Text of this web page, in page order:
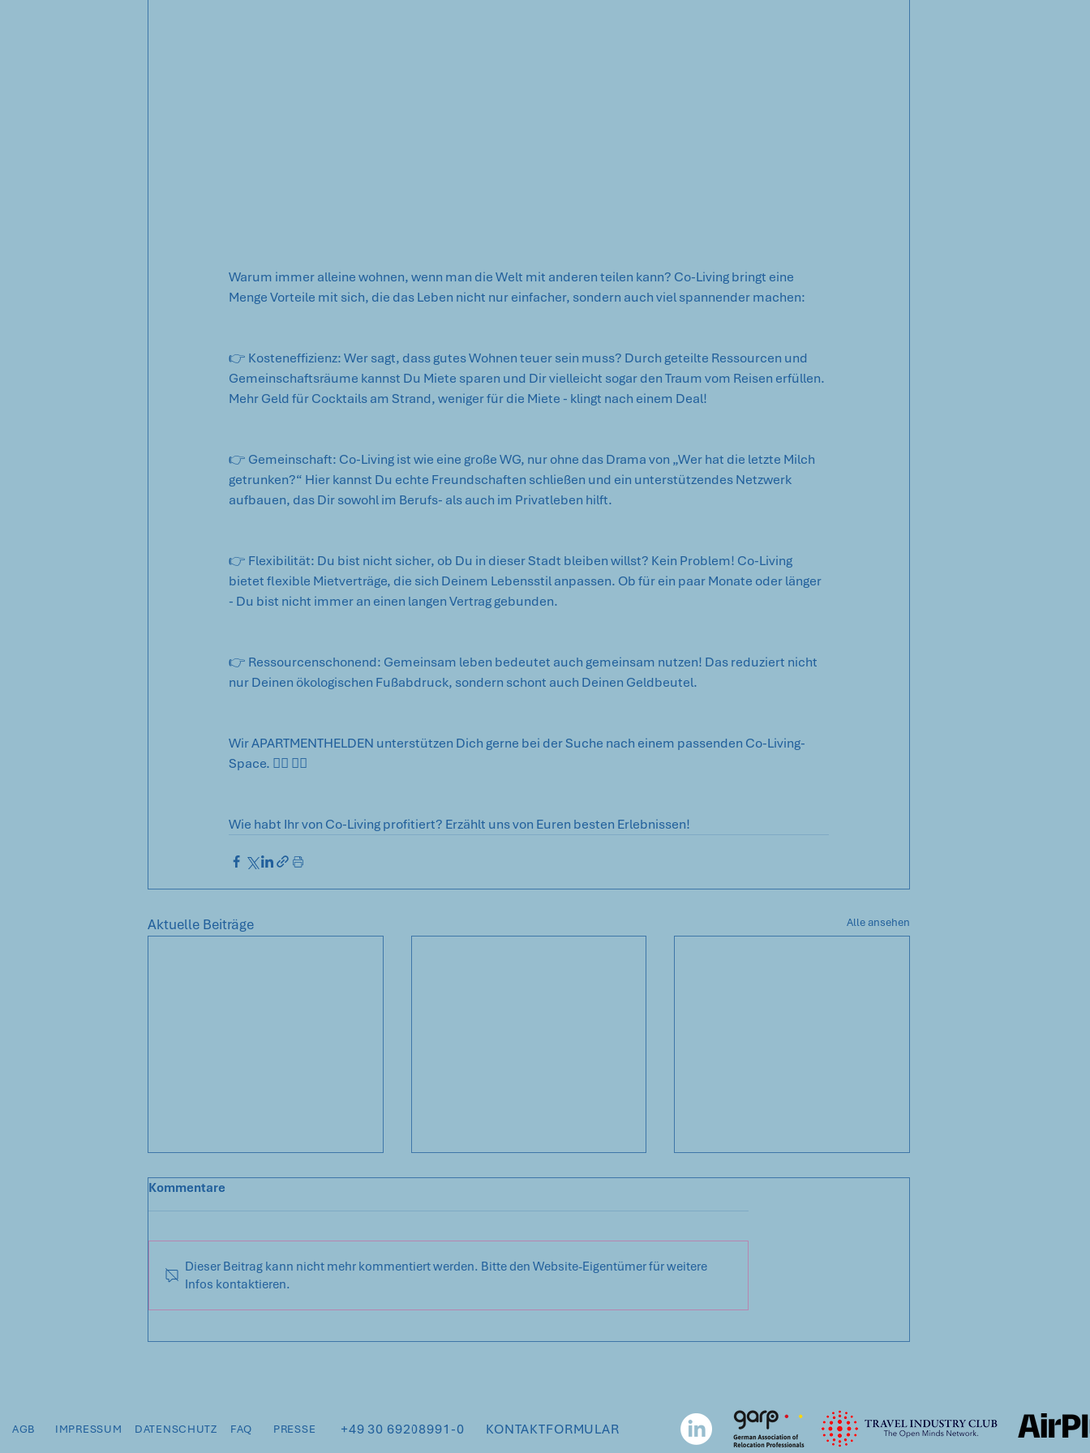
Warum immer alleine wohnen, wenn man die Welt mit anderen teilen kann? Co-Living bringt eine
Menge Vorteile mit sich, die das Leben nicht nur einfacher, sondern auch viel spannender machen:
👉 Kosteneffizienz: Wer sagt, dass gutes Wohnen teuer sein muss? Durch geteilte Ressourcen und
Gemeinschaftsräume kannst Du Miete sparen und Dir vielleicht sogar den Traum vom Reisen erfüllen.
Mehr Geld für Cocktails am Strand, weniger für die Miete - klingt nach einem Deal!
👉 Gemeinschaft: Co-Living ist wie eine große WG, nur ohne das Drama von „Wer hat die letzte Milch
getrunken?“ Hier kannst Du echte Freundschaften schließen und ein unterstützendes Netzwerk
aufbauen, das Dir sowohl im Berufs- als auch im Privatleben hilft.
👉 Flexibilität: Du bist nicht sicher, ob Du in dieser Stadt bleiben willst? Kein Problem! Co-Living
bietet flexible Mietverträge, die sich Deinem Lebensstil anpassen. Ob für ein paar Monate oder länger
- Du bist nicht immer an einen langen Vertrag gebunden.
👉 Ressourcenschonend: Gemeinsam leben bedeutet auch gemeinsam nutzen! Das reduziert nicht
nur Deinen ökologischen Fußabdruck, sondern schont auch Deinen Geldbeutel.
Wir APARTMENTHELDEN unterstützen Dich gerne bei der Suche nach einem passenden Co-Living-
Space. 🦸‍♀️ 🦸‍♂️
Wie habt Ihr von Co-Living profitiert? Erzählt uns von Euren besten Erlebnissen!
Aktuelle Beiträge Alle ansehen
Lass das Kind nicht erst in
„Wir suchen einen
Der größte Fehler vieler
Kommentare
Dieser Beitrag kann nicht mehr kommentiert werden. Bitte den Website-Eigentümer für weitere
Infos kontaktieren.
AGB IMPRESSUM DATENSCHUTZ FAQ PRESSE +49 30 69208991-0 KONTAKTFORMULAR